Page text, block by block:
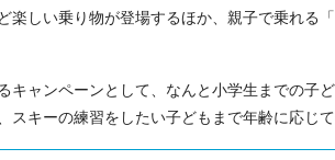
楽しい乗り物が登場するほか、親子で乗れる
キャンペーンとして、なんと小学生までの子
スキーの練習をしたい子どもまで年齢に応じて